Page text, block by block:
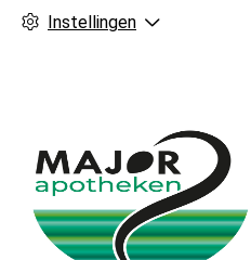
Instellingen